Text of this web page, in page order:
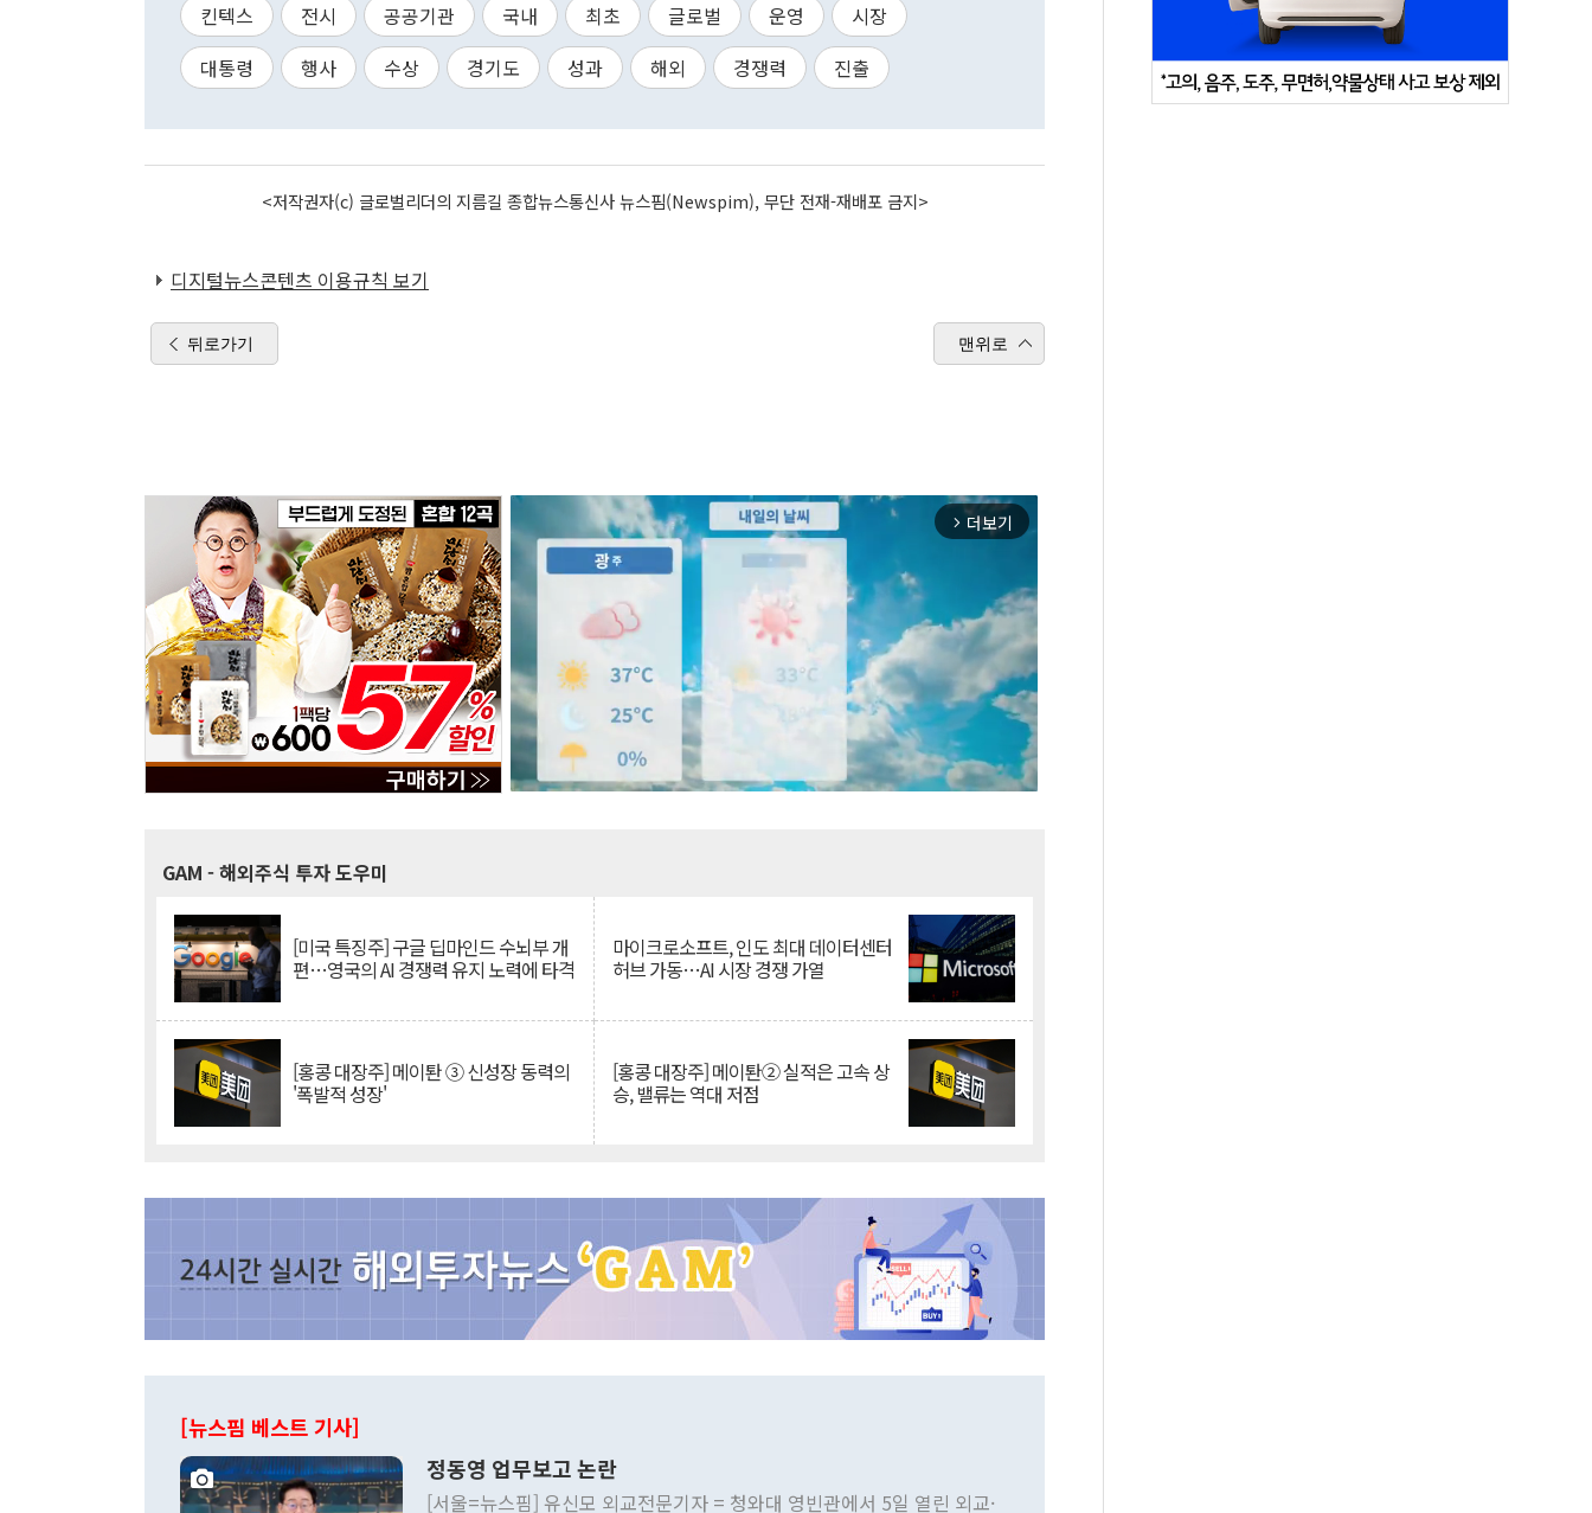
킨텍스 전시 공공기관 국내 최초 글로벌 운영
시장
대통령
행사 수상 경기도 성과 해외 경쟁력 진출
<저작권자(c) 글로벌리더의 지름길 종합뉴스통신사 뉴스핌(Newspim), 무단 전재-재배포 금지>
디지털뉴스콘텐츠 이용규칙 보기
뒤로가기 맨위로
arrow_forward_ios 더보기
GAM - 해외주식 투자 도우미
[미국 특징주] 구글 딥마인드 수뇌부 개
편…영국의 AI 경쟁력 유지 노력에 타격
마이크로소프트, 인도 최대 데이터센터
허브 가동…AI 시장 경쟁 가열
[홍콩 대장주] 메이퇀 ③ 신성장 동력의
'폭발적 성장'
[홍콩 대장주] 메이퇀② 실적은 고속 상
승, 밸류는 역대 저점
[뉴스핌 베스트 기사]
정동영 업무보고 논란
[서울=뉴스핌] 유신모 외교전문기자 = 청와대 영빈관에서 5일 열린 외교·